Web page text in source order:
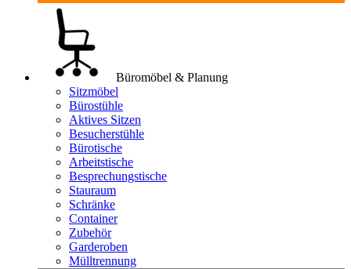
Büromöbel & Planung
Sitzmöbel
Bürostühle
Aktives Sitzen
Besucherstühle
Bürotische
Arbeitstische
Besprechungstische
Stauraum
Schränke
Container
Zubehör
Garderoben
Mülltrennung